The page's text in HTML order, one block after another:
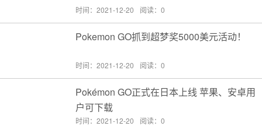
时间：2021-12-20 阅读：0
Pokemon GO抓到超梦奖5000美元活动！
时间：2021-12-20 阅读：0
Pokémon GO正式在日本上线 苹果、安卓用
户可下载
时间：2021-12-20 阅读：0